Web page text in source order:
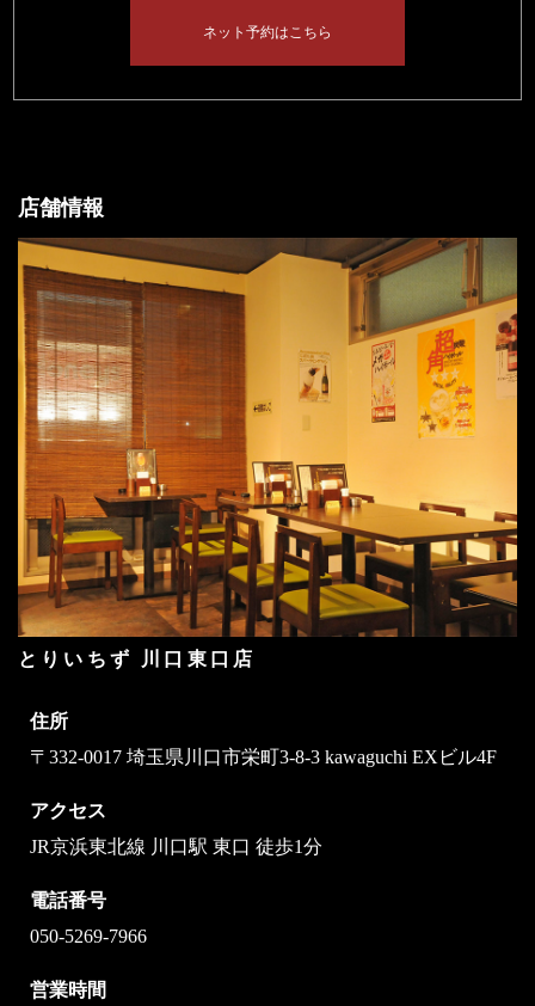
ネット予約はこちら
店舗情報
とりいちず 川口東口店
住所
〒332-0017 埼玉県川口市栄町3-8-3 kawaguchi EXビル4F
アクセス
JR京浜東北線 川口駅 東口 徒歩1分
電話番号
050-5269-7966
営業時間